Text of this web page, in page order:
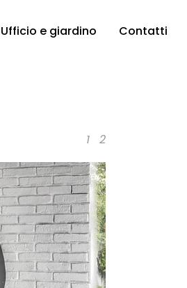
Ufficio e giardino Contatti
1 2